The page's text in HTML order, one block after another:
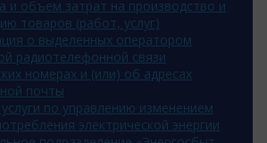
и объем затрат на производство и
товаров (работ, услуг)
о выделенных оператором
радиотелефонной связи
номерах и (или) об адресах
почты
по управлению изменением
электрической энергии